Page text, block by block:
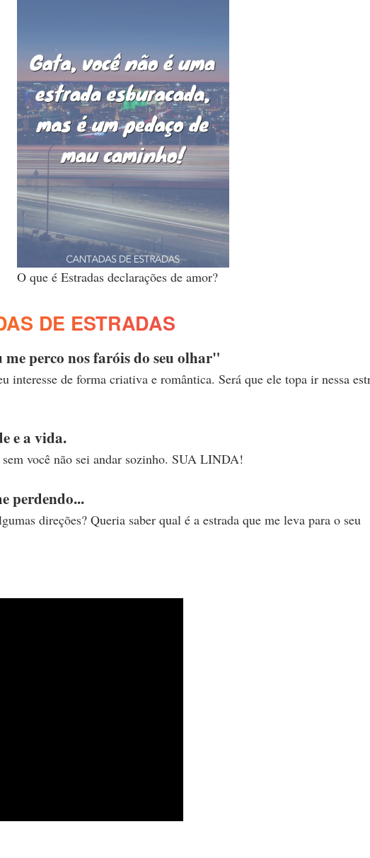
O que é Estradas declarações de amor?
DE ESTRADAS
perco nos faróis do seu olhar"
interesse de forma criativa e romântica. Será que ele topa ir nessa
e a vida.
você não sei andar sozinho. SUA LINDA!
perdendo...
direções? Queria saber qual é a estrada que me leva para o seu